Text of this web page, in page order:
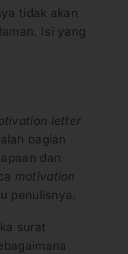
tidak akan
Isi yang
letter
bagian
dan
motivation
penulisnya.
surat